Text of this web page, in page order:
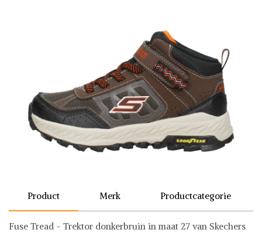
Product Merk Productcategorie
Fuse Tread - Trektor donkerbruin in maat 27 van Skechers